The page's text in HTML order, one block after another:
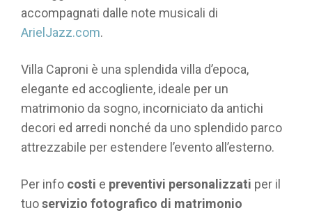
accompagnati dalle note musicali di
ArielJazz.com.
Villa Caproni è una splendida villa d’epoca,
elegante ed accogliente, ideale per un
matrimonio da sogno, incorniciato da antichi
decori ed arredi nonché da uno splendido parco
attrezzabile per estendere l’evento all’esterno.
Per info costi e preventivi personalizzati per il
tuoservizio fotografico di matrimonio